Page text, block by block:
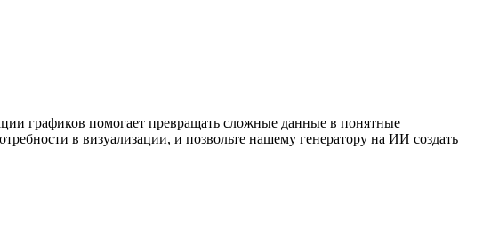
графиков помогает превращать сложные данные в понятные
в визуализации, и позвольте нашему генератору на ИИ создать